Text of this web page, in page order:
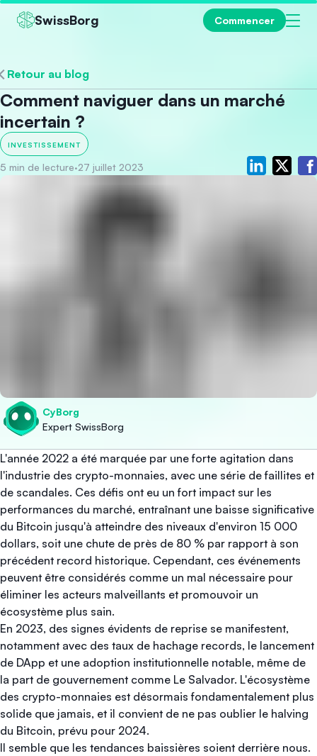
SwissBorg Commencer
Retour au blog
Comment naviguer dans un marché
incertain ?
INVESTISSEMENT
5 min de lecture·27 juillet 2023
CyBorg
Expert SwissBorg
L'année 2022 a été marquée par une forte agitation dans
l'industrie des crypto-monnaies, avec une série de faillites et
de scandales. Ces défis ont eu un fort impact sur les
performances du marché, entraînant une baisse significative
du Bitcoin jusqu'à atteindre des niveaux d'environ 15 000
dollars, soit une chute de près de 80 % par rapport à son
précédent record historique. Cependant, ces événements
peuvent être considérés comme un mal nécessaire pour
éliminer les acteurs malveillants et promouvoir un
écosystème plus sain.
En 2023, des signes évidents de reprise se manifestent,
notamment avec des taux de hachage records, le lancement
de DApp et une adoption institutionnelle notable, même de
la part de gouvernement comme Le Salvador. L'écosystème
des crypto-monnaies est désormais fondamentalement plus
solide que jamais, et il convient de ne pas oublier le halving
du Bitcoin, prévu pour 2024.
Il semble que les tendances baissières soient derrière nous.